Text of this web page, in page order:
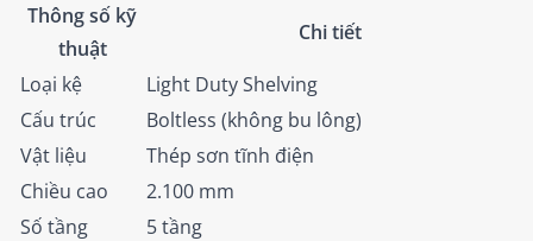
Thông số kỹ
thuật
Chi tiết
Loại kệ
Light Duty Shelving
Cấu trúc
Boltless (không bu lông)
Vật liệu
Thép sơn tĩnh điện
Chiều cao
2.100 mm
Số tầng
5 tầng